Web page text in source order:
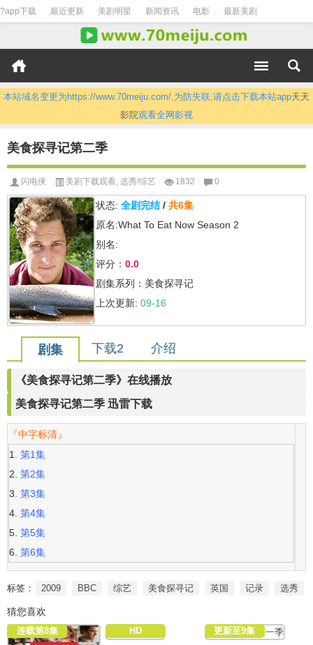
?app下载 最近更新 美剧明星 新闻资讯 电影 最新美剧
本站域名变更为https://www.70meiju.com/,为防失联,请点击下载本站app天天
影院观看全网影视
美食探寻记第二季
闪电侠 美剧下载观看, 选秀/综艺 1832 0
状态: 全剧完结/ 共6集
原名:What To Eat Now Season 2
别名:
评分： 0.0
剧集系列：美食探寻记
上次更新: 09-16
剧集 下载2 介绍
《美食探寻记第二季》在线播放
美食探寻记第二季 迅雷下载
『中字标清』
第1集
第2集
第3集
第4集
第5集
第6集
标签： 2009 BBC 综艺 美食探寻记 英国 记录 选秀
猜您喜欢
连载第8集
HD
更新至9集